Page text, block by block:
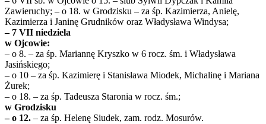
Zawieruchy; – o 18. w Grodzisku – za śp. Kazimierza, Anielę,
Kazimierza i Janinę Grudników oraz Władysława Windysa;
– 7 VII niedziela
w Ojcowie:
– o 8. – za śp. Mariannę Kryszko w 6 rocz. śm. i Władysława
Jasińskiego;
– o 10 – za śp. Kazimierę i Stanisława Miodek, Michalinę i Mariana
Żurek;
– o 18. – za śp. Tadeusza Staronia w rocz. śm.;
w Grodzisku
– o 12. – za śp. Helenę Siudek, zam. rodz. Mosurów.